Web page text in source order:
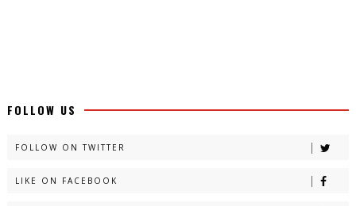
FOLLOW US
FOLLOW ON TWITTER
LIKE ON FACEBOOK